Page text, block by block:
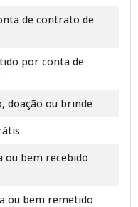
de contrato de
por conta de
doação ou brinde
ou bem recebido
ou bem remetido